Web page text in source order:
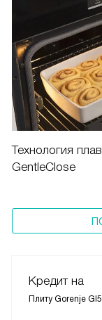
Технология
GentleClose
Кредит на
Плиту Gorenje